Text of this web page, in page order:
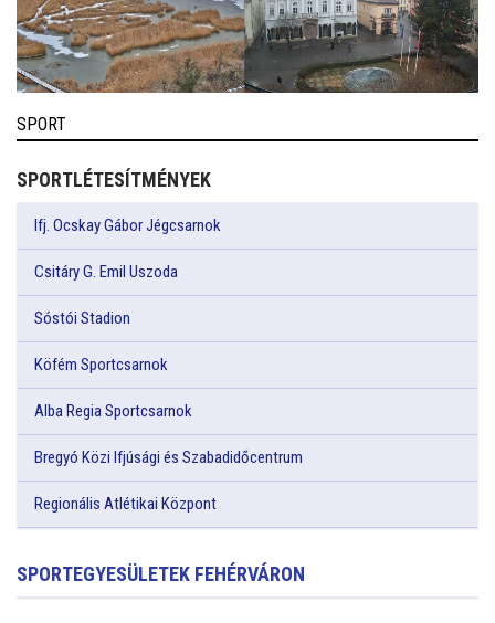
SPORT
SPORTLÉTESÍTMÉNYEK
Ifj. Ocskay Gábor Jégcsarnok
Csitáry G. Emil Uszoda
Sóstói Stadion
Köfém Sportcsarnok
Alba Regia Sportcsarnok
Bregyó Közi Ifjúsági és Szabadidőcentrum
Regionális Atlétikai Központ
SPORTEGYESÜLETEK FEHÉRVÁRON